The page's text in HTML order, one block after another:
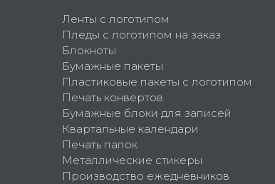
Ленты с логотипом
Пледы с логотипом на заказ
Блокноты
Бумажные пакеты
Пластиковые пакеты с логотипом
Печать конвертов
Бумажные блоки для записей
Квартальные календари
Печать папок
Металлические стикеры
Производство ежедневников